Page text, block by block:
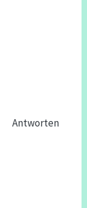
Antworten